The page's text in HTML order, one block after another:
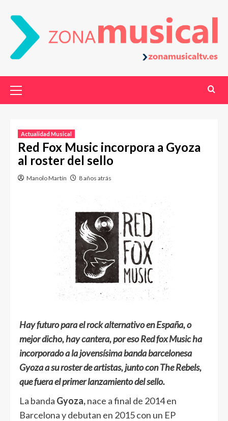
Actualidad Musical
Red Fox Music incorpora a Gyoza
al roster del sello
Manolo Martín 8 años atrás
Hay futuro para el rock alternativo en España, o
mejor dicho, hay cantera, por eso Red fox Music ha
incorporado a la jovensísima banda barcelonesa
Gyoza a su roster de artistas, junto con The Rebels,
que fuera el primer lanzamiento del sello.
La banda Gyoza,nace a final de 2014 en
Barcelona y debutan en 2015 con un EP